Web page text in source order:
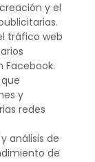
y el
tráfico web
Facebook.
y
redes
análisis de
de